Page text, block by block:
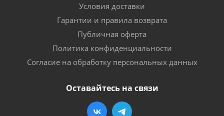
Условия доставки
Гарантии и правила возврата
Публичная оферта
Политика конфиденциальности
Согласие на обработку персональных данных
Оставайтесь на связи